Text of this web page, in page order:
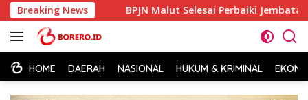
Langsung
ke
konten
Breaking News
Polisi BPJN Malut Selesai Perbaiki Jembatan Ake
HOME DAERAH NASIONAL HUKUM & KRIMINAL